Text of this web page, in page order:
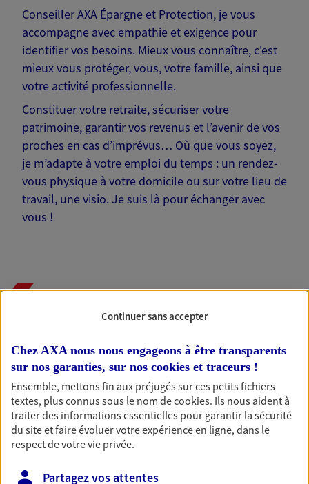
Conseiller AXA Épargne et Protection, je vous
accompagne avec empathie et exigence pour
identifier vos besoins. Mieux vous connaître, c'est
mieux vous protéger, vous, votre famille, ainsi que
votre activité professionnelle.
Constituer votre retraite, sécuriser votre
patrimoine, garantir vos revenus et l’avenir de vos
proches en cas d’imprévus… Où que vous soyez,
je m’adapte à votre emploi du temps : un rendez-
vous physique à votre domicile ou sur votre lieu de
travail, une visio. Je suis là pour échanger avec
vous !
Épargne
Réalisez vos projets grâce à votre épargne : achat
immobilier, études des enfants ou voyage autour
du monde… Épargnez à votre rythme et
simplement, selon votre profil.
Continuer sans accepter
Chez AXA nous nous engageons à être transparents
sur nos garanties, sur nos cookies et traceurs !
Ensemble, mettons fin aux préjugés sur ces petits fichiers
textes, plus connus sous le nom decookies. Ils nous aident à
traiter des informations essentielles pour garantir la sécurité
du site et faire évoluer votre expérience en ligne, dans le
respect de votre vie privée.
Partagez vos attentes